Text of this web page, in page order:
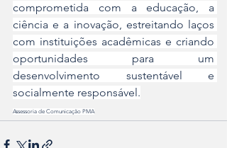
comprometida com a educação, a
ciência e a inovação, estreitando laços
com instituições acadêmicas e criando
oportunidades para um
desenvolvimento sustentável e
socialmente responsável.
Assessoria de Comunicação PMA